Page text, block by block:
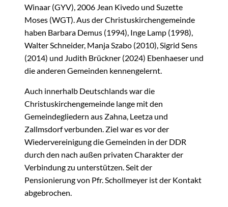
Winaar (GYV), 2006 Jean Kivedo und Suzette
Moses (WGT). Aus der Christuskirchengemeinde
haben Barbara Demus (1994), Inge Lamp (1998),
Walter Schneider, Manja Szabo (2010), Sigrid Sens
(2014) und Judith Brückner (2024) Ebenhaeser und
die anderen Gemeinden kennengelernt.
Auch innerhalb Deutschlands war die
Christuskirchengemeinde lange mit den
Gemeindegliedern aus Zahna, Leetza und
Zallmsdorf verbunden. Ziel war es vor der
Wiedervereinigung die Gemeinden in der DDR
durch den nach außen privaten Charakter der
Verbindung zu unterstützen. Seit der
Pensionierung von Pfr. Schollmeyer ist der Kontakt
abgebrochen.